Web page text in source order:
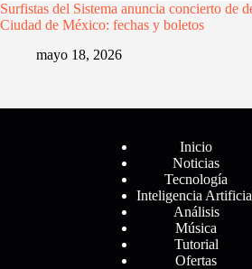
Surfistas del Sistema anuncia concierto de
Ciudad de México: fechas y boletos
mayo 18, 2026
Inicio
Noticias
Tecnología
Inteligencia
Análisis
Música
Tutorial
Ofertas